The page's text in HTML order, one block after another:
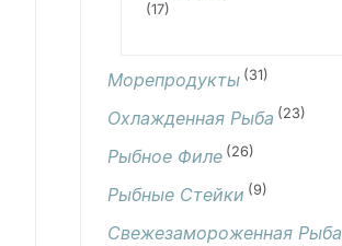
(17)
Морепродукты (31)
Охлажденная Рыба (23)
Рыбное Филе (26)
Рыбные Стейки (9)
Свежезамороженная Рыба